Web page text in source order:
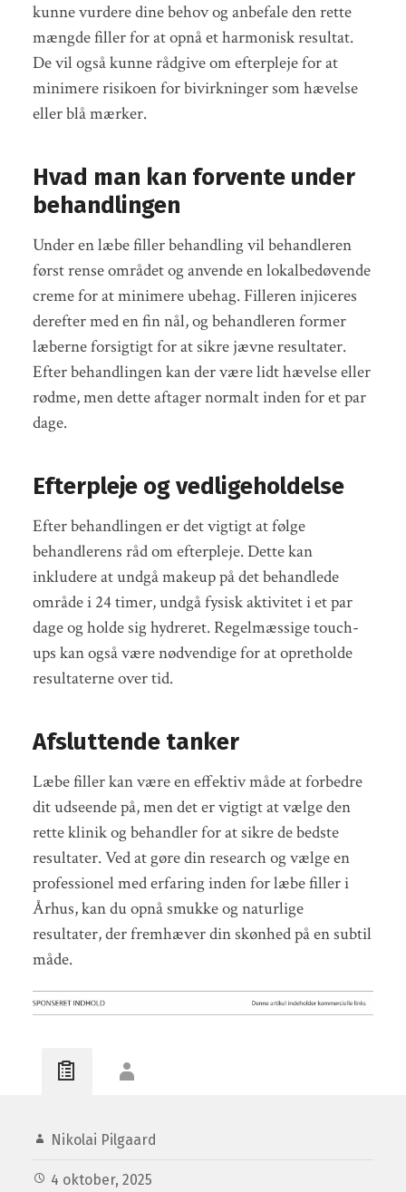
kunne vurdere dine behov og anbefale den rette
mængde filler for at opnå et harmonisk resultat.
De vil også kunne rådgive om efterpleje for at
minimere risikoen for bivirkninger som hævelse
eller blå mærker.
Hvad man kan forvente under
behandlingen
Under en læbe filler behandling vil behandleren
først rense området og anvende en lokalbedøvende
creme for at minimere ubehag. Filleren injiceres
derefter med en fin nål, og behandleren former
læberne forsigtigt for at sikre jævne resultater.
Efter behandlingen kan der være lidt hævelse eller
rødme, men dette aftager normalt inden for et par
dage.
Efterpleje og vedligeholdelse
Efter behandlingen er det vigtigt at følge
behandlerens råd om efterpleje. Dette kan
inkludere at undgå makeup på det behandlede
område i 24 timer, undgå fysisk aktivitet i et par
dage og holde sig hydreret. Regelmæssige touch-
ups kan også være nødvendige for at opretholde
resultaterne over tid.
Afsluttende tanker
Læbe filler kan være en effektiv måde at forbedre
dit udseende på, men det er vigtigt at vælge den
rette klinik og behandler for at sikre de bedste
resultater. Ved at gøre din research og vælge en
professionel med erfaring inden for læbe filler i
Århus, kan du opnå smukke og naturlige
resultater, der fremhæver din skønhed på en subtil
måde.
Nikolai Pilgaard
4 oktober, 2025